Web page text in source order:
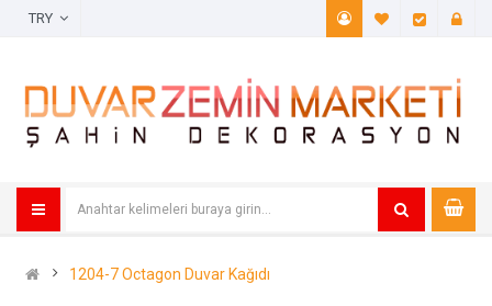
A. Listem
1204-7 Octagon Duvar Kağıdı